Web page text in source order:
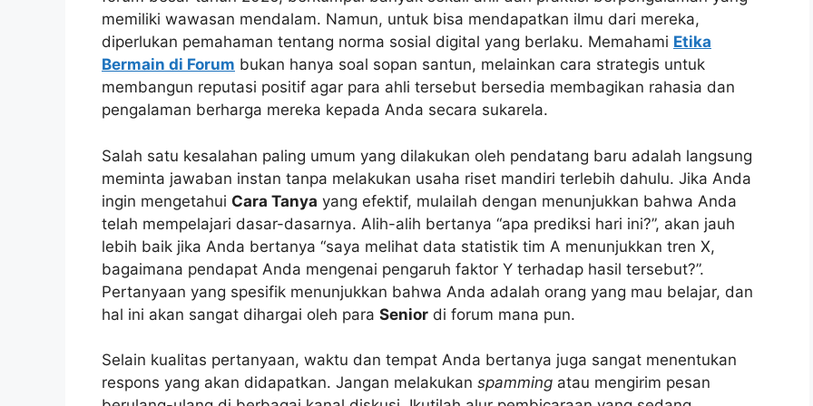
memiliki wawasan mendalam. Namun, untuk bisa mendapatkan ilmu dari mereka,
diperlukan pemahaman tentang norma sosial digital yang berlaku. Memahami Etika
Bermain di Forum bukan hanya soal sopan santun, melainkan cara strategis untuk
membangun reputasi positif agar para ahli tersebut bersedia membagikan rahasia dan
pengalaman berharga mereka kepada Anda secara sukarela.
Salah satu kesalahan paling umum yang dilakukan oleh pendatang baru adalah langsung
meminta jawaban instan tanpa melakukan usaha riset mandiri terlebih dahulu. Jika Anda
ingin mengetahui Cara Tanya yang efektif, mulailah dengan menunjukkan bahwa Anda
telah mempelajari dasar-dasarnya. Alih-alih bertanya “apa prediksi hari ini?”, akan jauh
lebih baik jika Anda bertanya “saya melihat data statistik tim A menunjukkan tren X,
bagaimana pendapat Anda mengenai pengaruh faktor Y terhadap hasil tersebut?”.
Pertanyaan yang spesifik menunjukkan bahwa Anda adalah orang yang mau belajar, dan
hal ini akan sangat dihargai oleh para Senior di forum mana pun.
Selain kualitas pertanyaan, waktu dan tempat Anda bertanya juga sangat menentukan
respons yang akan didapatkan. Jangan melakukan spamming atau mengirim pesan